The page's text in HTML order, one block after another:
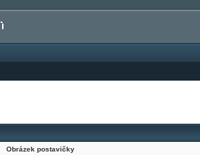
Obrázek postavičky